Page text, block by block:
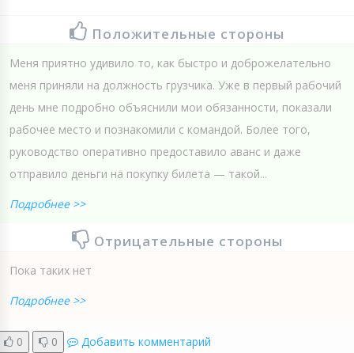
Положительные стороны
Меня приятно удивило то, как быстро и доброжелательно
меня приняли на должность грузчика. Уже в первый рабочий
день мне подробно объяснили мои обязанности, показали
рабочее место и познакомили с командой. Более того,
руководство оперативно предоставило аванс и даже
отправило деньги на покупку билета — такой...
Подробнее >>
Отрицательные стороны
Пока таких нет
Подробнее >>
0 0 Добавить комментарий